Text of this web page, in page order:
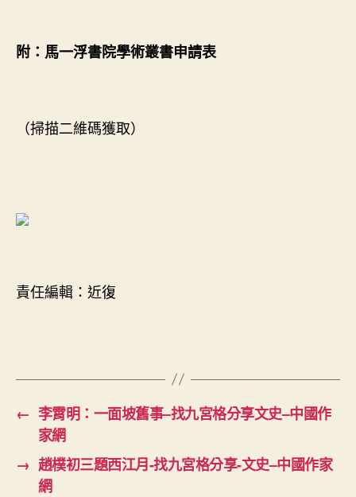
附：馬一浮書院學術叢書申請表
（掃描二維碼獲取）
責任編輯：近復
← 李霄明：一面坡舊事–找九宮格分享文史–中國作
家網
→ 趙樸初三題西江月-找九宮格分享-文史–中國作家
網